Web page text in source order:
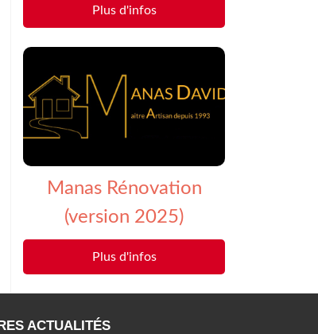
Plus d'infos
Manas Rénovation
(version 2025)
Plus d'infos
ACTUALITÉS